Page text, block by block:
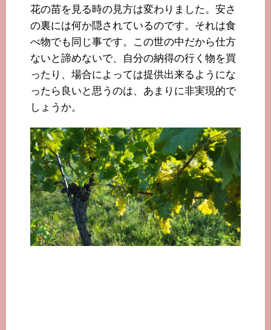
花の苗を見る時の見方は変わりました。安さ
の裏には何か隠されているのです。それは食
べ物でも同じ事です。この世の中だから仕方
ないと諦めないで、自分の納得の行く物を買
ったり、場合によっては提供出来るようにな
ったら良いと思うのは、あまりに非実現的で
しょうか。